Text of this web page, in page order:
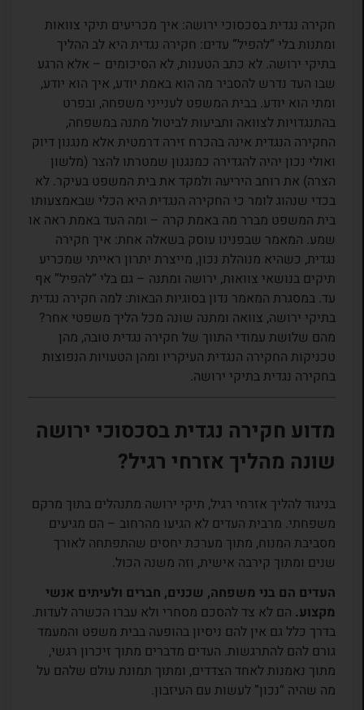
חקירה נגדית בסכסוכי ירושה: איך מכריעים תיקי צוואות
ומתנות בלי “להפיל” עדים: חקירה נגדית היא לב ההליך
בתיקי ירושה. לא כתב הטענות, לא הסיכומים – אלא הרגע
שבו העד נדרש להסביר מה הוא באמת יודע, איך הוא יודע,
ומתי הוא יודע. בבית המשפט לענייני משפחה, ובפרט
בהתנגדויות לצוואה ותביעות לביטול מתנה במשפחה,
החקירה הנגדית אינה בהכרח זירה דרמטית אלא מנגנון דיוק
ואולי נכון יהיה להגדירה כמנגנון שמטרתו להצר (מלשון
הצרה) את רוחב היריעה ולמקד את בית המשפט בעיקר. לא
בכדי שנהוג לומר כי החקירה הנגדית היא הכלי שבאמצעותו
בית המשפט מברר מה באמת קרה – ומה העד באמת ראה או
שמע. המאמר שבפנינו עוסק בשאלה אחת: איך חקירה
נגדית, כשהיא מנוהלת נכון, מייצרת יתרון ראייתי שמכריע
תיקים בנושאי צוואות, ירושה ומתנה – גם בלי “להפיל” אף
עד. במסגרת המאמר נדון בסוגיות הבאות: למה חקירה נגדית
בתיקי ירושה, צוואה ומתנה שונה מכל הליך משפטי אחר?
מהם שלושת עמודי התווך של חקירה נגדית טובה, מהן
טכניקות החקירה הנגדית העיקריו ומהן הטעויות הנפוצות
בחקירה נגדית בתיקי ירושה.
מדוע חקירה נגדית בסכסוכי ירושה
שונה מהליך אזרחי רגיל?
בניגוד להליך אזרחי רגיל, תיקי ירושה מתנהלים בתוך מרקם
משפחתי. מרבית העדים לא הגיעו מהרחוב – הם מגיעים
מסביבת המנוח, מתוך מערכת יחסים שהתפתחה לאורך
שנים ומתוך קירבה אישית, וזה משנה הכול.
העדים הם בני משפחה, שכנים, חברים ולעיתים אנשי
מקצוע.הם לא צד להסכם מסחרי ולא עברו הכשרה לעדות.
בדרך כלל גם אין להם ניסיון בהופעה בבית משפט והמעמד
גורם להם להתרגשות. העדים מדברים מתוך זיכרון רגשי,
מתוך נאמנות לאחד הצדדים, ומתוך תמונת עולם שלהם על
מה שהיה “נכון” לעשות עם העיזבון.